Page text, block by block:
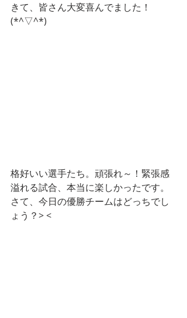
きて、皆さん大変喜んでました！
(*^▽^*)
格好いい選手たち。頑張れ～！緊張感
溢れる試合、本当に楽しかったです。
さて、今日の優勝チームはどっちでし
ょう？> <